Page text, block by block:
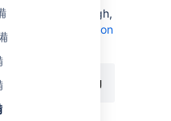
in Jira isn’t enough,
the
Jira application
jira.log